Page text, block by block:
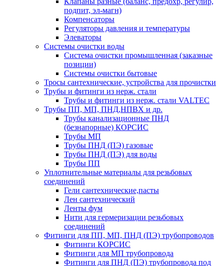
подпит, эл-магн)
Компенсаторы
Регуляторы давления и температуры
Элеваторы
Системы очистки воды
Система очистки промышленная (заказные
позиции)
Системы очистки бытовые
Тросы сантехнические, устройства для прочистки
Трубы и фитинги из нерж. стали
Трубы и фитинги из нерж. стали VALTEC
Трубы ПП, МП, ПНД,НПВХ и др.
Трубы канализационные ПНД
(безнапорные) КОРСИС
Трубы МП
Трубы ПНД (ПЭ) газовые
Трубы ПНД (ПЭ) для воды
Трубы ПП
Уплотнительные материалы для резьбовых
соединений
Гели сантехнические,пасты
Лен сантехнический
Ленты фум
Нити для гермеризации резьбовых
соединений
Фитинги для ПП, МП, ПНД (ПЭ) трубопроводов
Фитинги КОРСИС
Фитинги для МП трубопровода
Фитинги для ПНД (ПЭ) трубопровода под